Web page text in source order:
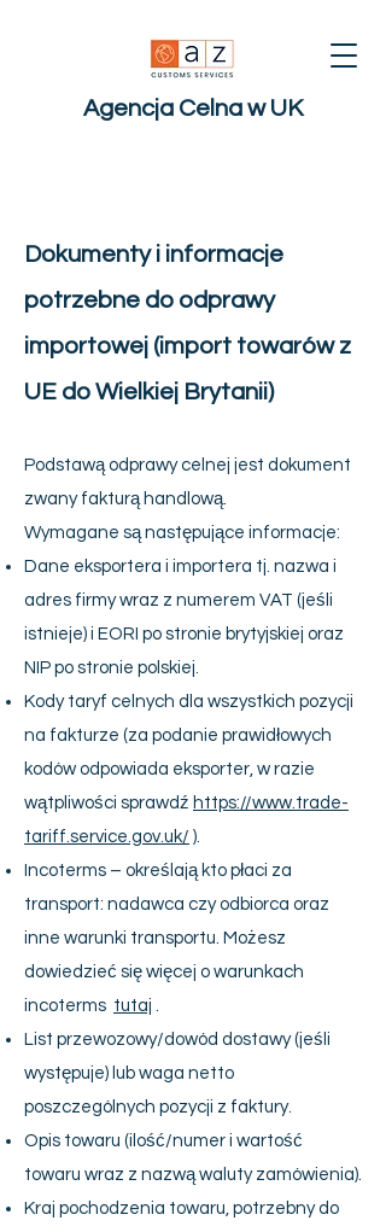
Agencja Celna w UK
Dokumenty i informacje
potrzebne do odprawy
importowej (import towarów z
UE do Wielkiej Brytanii)
Podstawą odprawy celnej jest dokument
zwany fakturą handlową.
Wymagane są następujące informacje:
Dane eksportera i importera tj. nazwa i
adres firmy wraz z numerem VAT (jeśli
istnieje) i EORI po stronie brytyjskiej oraz
NIP po stronie polskiej.
Kody taryf celnych dla wszystkich pozycji
na fakturze (za podanie prawidłowych
kodów odpowiada eksporter, w razie
wątpliwości sprawdź https://www.trade-
tariff.service.gov.uk/ ).
Incoterms – określają kto płaci za
transport: nadawca czy odbiorca oraz
inne warunki transportu. Możesz
dowiedzieć się więcej o warunkach
incoterms tutaj .
List przewozowy/dowód dostawy (jeśli
występuje) lub waga netto
poszczególnych pozycji z faktury.
Opis towaru (ilość/numer i wartość
towaru wraz z nazwą waluty zamówienia).
Kraj pochodzenia towaru, potrzebny do